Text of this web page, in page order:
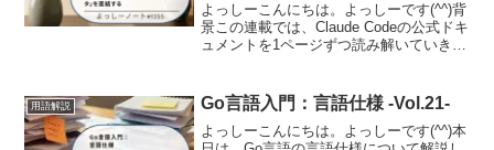
よっしーこんにちは。よっしーです(^^)背
景この連載では、Claude Codeの公式ドキ
ュメントを1ページずつ読み解いていきま
面で使えばいいのか」は自分で考える必
要が...
用語解説 Go言語入門：言語仕様 -Vol.21-
よっしーこんにちは。よっしーです(^^)本